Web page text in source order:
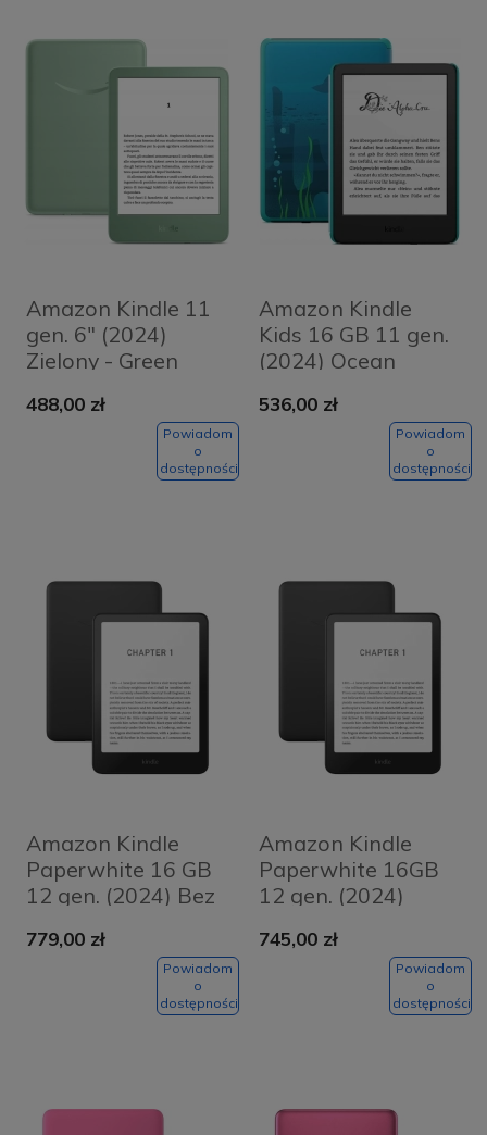
Amazon Kindle 11
gen. 6" (2024)
Zielony - Green
488,00 zł
Powiadom
o
dostępności
Amazon Kindle
Kids 16 GB 11 gen.
(2024) Ocean
Blue
536,00 zł
Powiadom
o
dostępności
Amazon Kindle
Paperwhite 16 GB
12 gen. (2024) Bez
Black
779,00 zł
Powiadom
o
dostępności
Amazon Kindle
Paperwhite 16GB
12 gen. (2024)
745,00 zł
Powiadom
o
dostępności